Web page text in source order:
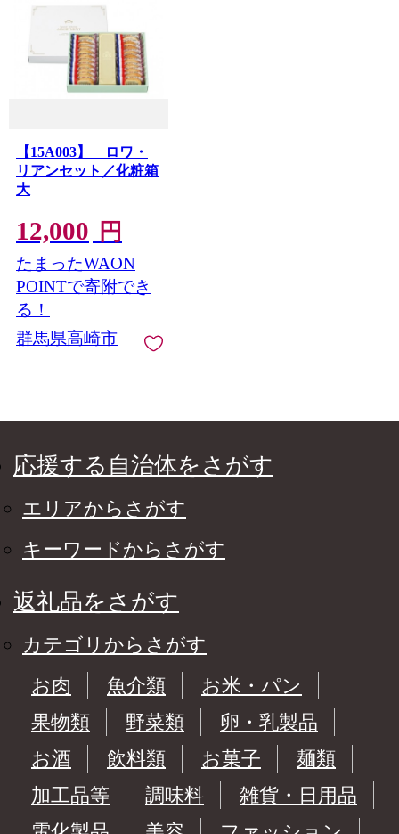
【15A003】 ロワ・
リアンセット／化粧箱
大
12,000 円
たまったWAON
POINTで寄附でき
る！
群馬県高崎市
応援する自治体をさがす
エリアからさがす
キーワードからさがす
返礼品をさがす
カテゴリからさがす
お肉
魚介類
お米・パン
果物類
野菜類
卵・乳製品
お酒
飲料類 お菓子
麺類
加工品等
調味料
雑貨・日用品